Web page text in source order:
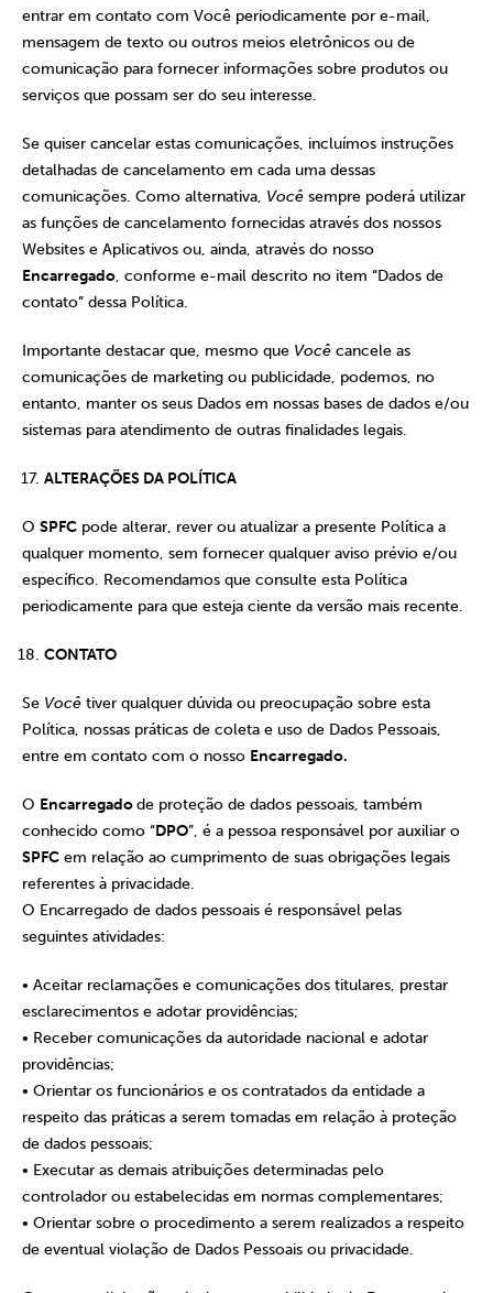
entrar em contato com Você periodicamente por e-mail,
mensagem de texto ou outros meios eletrônicos ou de
comunicação para fornecer informações sobre produtos ou
serviços que possam ser do seu interesse.
Se quiser cancelar estas comunicações, incluímos instruções
detalhadas de cancelamento em cada uma dessas
comunicações. Como alternativa, Você sempre poderá utilizar
as funções de cancelamento fornecidas através dos nossos
Websites e Aplicativos ou, ainda, através do nosso
Encarregado, conforme e-mail descrito no item “Dados de
contato” dessa Política.
Importante destacar que, mesmo que Você cancele as
comunicações de marketing ou publicidade, podemos, no
entanto, manter os seus Dados em nossas bases de dados e/ou
sistemas para atendimento de outras finalidades legais.
ALTERAÇÕES DA POLÍTICA
O SPFC pode alterar, rever ou atualizar a presente Política a
qualquer momento, sem fornecer qualquer aviso prévio e/ou
específico. Recomendamos que consulte esta Política
periodicamente para que esteja ciente da versão mais recente.
CONTATO
Se Você tiver qualquer dúvida ou preocupação sobre esta
Política, nossas práticas de coleta e uso de Dados Pessoais,
entre em contato com o nosso Encarregado.
O Encarregadode proteção de dados pessoais, também
conhecido como “DPO”, é a pessoa responsável por auxiliar o
SPFC em relação ao cumprimento de suas obrigações legais
referentes à privacidade.
O Encarregado de dados pessoais é responsável pelas
seguintes atividades:
• Aceitar reclamações e comunicações dos titulares, prestar
esclarecimentos e adotar providências;
• Receber comunicações da autoridade nacional e adotar
providências;
• Orientar os funcionários e os contratados da entidade a
respeito das práticas a serem tomadas em relação à proteção
de dados pessoais;
• Executar as demais atribuições determinadas pelo
controlador ou estabelecidas em normas complementares;
• Orientar sobre o procedimento a serem realizados a respeito
de eventual violação de Dados Pessoais ou privacidade.